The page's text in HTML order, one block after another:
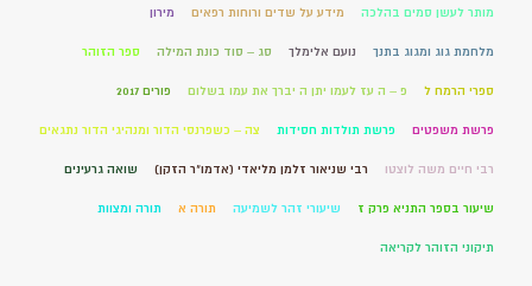
מותר לעשן סמים בהלכה מידע על שדים ורוחות רפאים מירון
מלחמת גוג ומגוג בתנך נועם אלימלך סג – סוד כונת המילה ספר הזוהר
ספרי הרמח ל פ – ה עז לעמו יתן ה יברך את עמו בשלום פורים 2017
פרשת משפטים פרשת תולדות חסידות צה – כשפרנסי הדור ומנהיגי הדור נתגאים
רבי חיים משה לוצטו רבי שניאור זלמן מליאדי (אדמו"ר הזקן) שואה גרעינים
שיעור בספר התניא פרק ז שיעורי זהר לשמיעה תורה א תורה ומצוות
תיקוני הזוהר לקריאה